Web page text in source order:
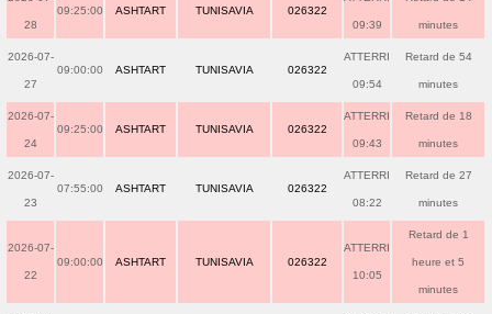
28
09:25:00 ASHTART TUNISAVIA 026322
09:39 minutes
2026-07-
27
09:00:00 ASHTART TUNISAVIA 026322
ATTERRI
09:54
Retard de 54
minutes
2026-07-
24
09:25:00 ASHTART TUNISAVIA 026322
ATTERRI
09:43
Retard de 18
minutes
2026-07-
23
07:55:00 ASHTART TUNISAVIA 026322
ATTERRI
08:22
Retard de 27
minutes
2026-07-
22
09:00:00 ASHTART TUNISAVIA 026322
ATTERRI
10:05
Retard de 1
heure et 5
minutes